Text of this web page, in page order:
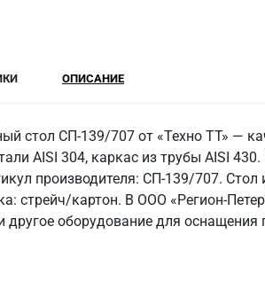
ОПИСАНИЕ
стол СП-139/707 от «Техно ТТ» —
AISI 304, каркас из трубы AISI
производителя: СП-139/707.
стрейч/картон. В ООО «Регион-
другое оборудование для